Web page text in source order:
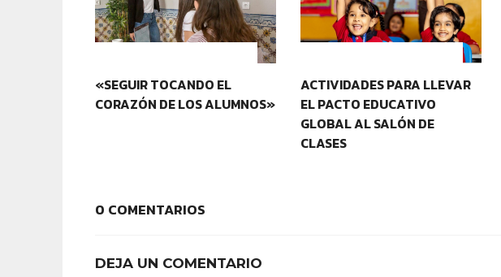
«SEGUIR TOCANDO EL
CORAZÓN DE LOS ALUMNOS»
ACTIVIDADES PARA LLEVAR
EL PACTO EDUCATIVO
GLOBAL AL SALÓN DE
CLASES
0 COMENTARIOS
DEJA UN COMENTARIO